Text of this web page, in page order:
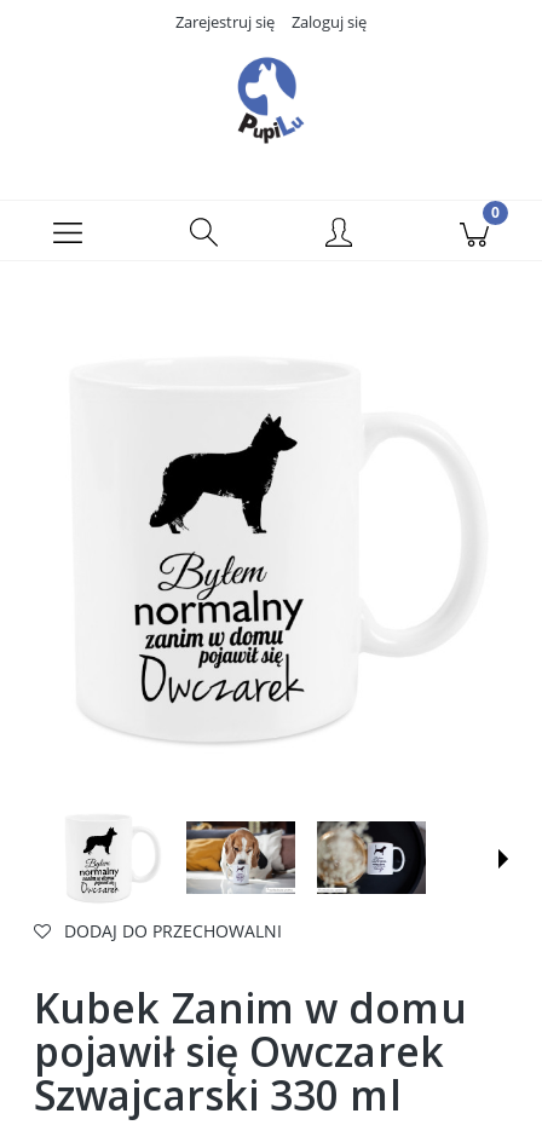
Zarejestruj się Zaloguj się
DODAJ DO PRZECHOWALNI
Kubek Zanim w domu
pojawił się Owczarek
Szwajcarski 330 ml